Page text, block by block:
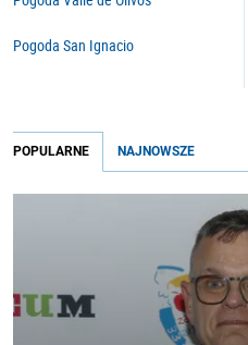
Pogoda San Ignacio
POPULARNE NAJNOWSZE